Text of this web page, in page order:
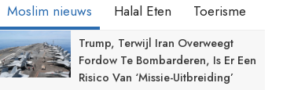
Moslim nieuws Halal Eten Toerisme
Trump, Terwijl Iran Overweegt
Fordow Te Bombarderen, Is Er Een
Risico Van ‘missie-Uitbreiding’